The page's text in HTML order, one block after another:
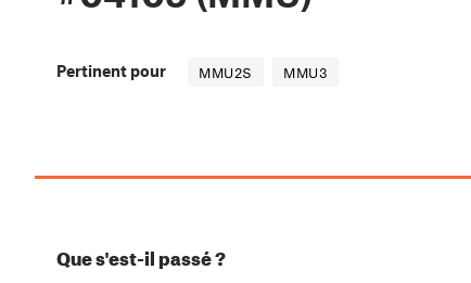
Pertinent pour MMU2S MMU3
Que s'est-il passé ?